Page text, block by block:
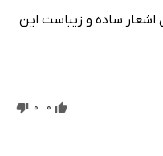
اشعار ساده و زیباست این
0
0